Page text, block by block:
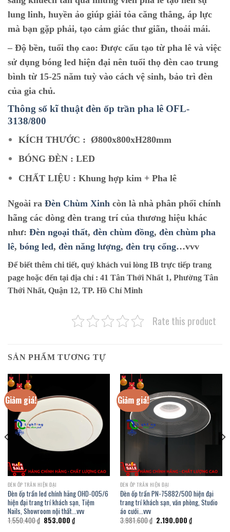
lung linh, huyền ảo giúp giải tỏa căng thẳng, áp lực
mà bạn gặp phải, tạo cảm giác thư giãn, thoải mái.
– Độ bền, tuổi thọ cao: Được cấu tạo từ pha lê và việc
sử dụng bóng led hiện đại nên tuổi thọ đèn cao trung
bình từ 15-25 năm tuỳ vào cách vệ sinh, bảo trì đèn
của gia chủ.
Thông số kĩ thuật đèn ốp trần pha lê OFL-
3138/800
KÍCH THƯỚC : Ø800x800xH280mm
BÓNG ĐÈN : LED
CHẤT LIỆU : Khung hợp kim + Pha lê
Ngoài ra Đèn Chùm Xinh còn là nhà phân phối chính
hãng các dòng đèn trang trí của thương hiệu khác
như: Đèn ngoại thất, đèn chùm đồng, đèn chùm pha
lê, bóng led, đèn năng lượng, đèn trụ cổng…vvv
Để biết thêm chi tiết, quý khách vui lòng IB trực tiếp trang
page hoặc đến tại địa chỉ : 41 Tân Thới Nhất 1, Phường Tân
Thới Nhất, Quận 12, TP. Hồ Chí Minh
Rate this product
SẢN PHẨM TƯƠNG TỰ
Giảm giá!
ĐÈN ỐP TRẦN HIỆN ĐẠI
Đèn ốp trần led chính hãng OHD-005/6
hiện đại trang trí khách sạn, Tiệm
Nails, Showroom nội thất…vvv
1.550.400₫ Giá
gốc
853.000 ₫Giá
hiện
Giảm giá!
ĐÈN ỐP TRẦN HIỆN ĐẠI
Đèn ốp trần PN-75882/500 hiện đại
trang trí khách sạn, văn phòng, Studio
áo cưới…vvv
3.981.600₫ Giá
gốc
2.190.000 ₫Giá
hiện